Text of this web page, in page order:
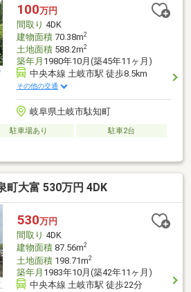
100万円
間取り 4DK
建物面積70.38m2
土地面積588.2m2
築年月 1980年10月(築45年11ヶ月)
中央本線 土岐市駅 徒歩8.5km
その他の交通
岐阜県土岐市駄知町
駐車場あり
駐車2台
町大富 530万円 4DK
530万円
間取り 4DK
建物面積87.56m2
土地面積198.71m2
築年月 1983年10月(築42年11ヶ月)
中央本線 土岐市駅 徒歩22分